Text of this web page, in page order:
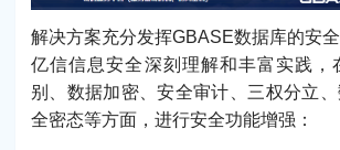
解决方案充分发挥GBASE数据库的安
亿信信息安全深刻理解和丰富实践，
别、数据加密、安全审计、三权分立、
全密态等方面，进行安全功能增强：